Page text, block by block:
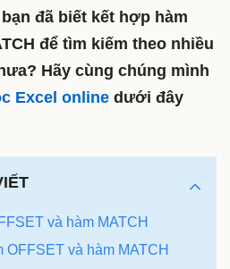
đã biết kết hợp hàm
để tìm kiếm theo nhiều
Hãy cùng chúng mình
Excel online dưới đây
và hàm MATCH
OFFSET và hàm MATCH